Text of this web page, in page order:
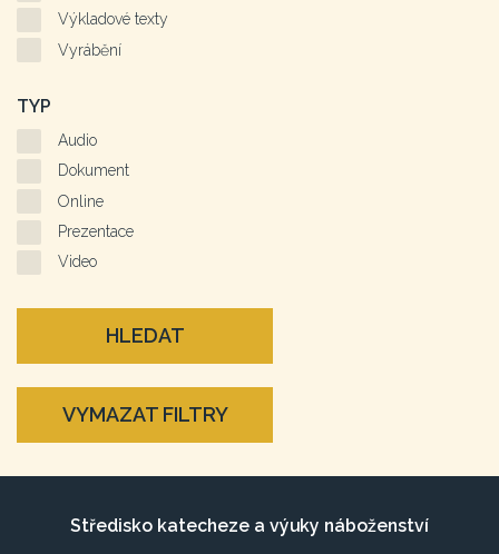
Výkladové texty
Vyrábění
TYP
Audio
Dokument
Online
Prezentace
Video
HLEDAT
VYMAZAT FILTRY
Středisko katecheze a výuky náboženství